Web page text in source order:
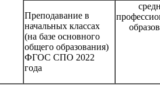
Преподавание в
начальных классах
(на базе основного
общего образования)
ФГОС СПО 2022
года